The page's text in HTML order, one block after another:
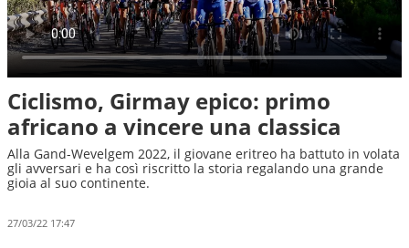
Ciclismo, Girmay epico: primo
africano a vincere una classica
Alla Gand-Wevelgem 2022, il giovane eritreo ha battuto in volata
gli avversari e ha così riscritto la storia regalando una grande
gioia al suo continente.
27/03/22 17:47